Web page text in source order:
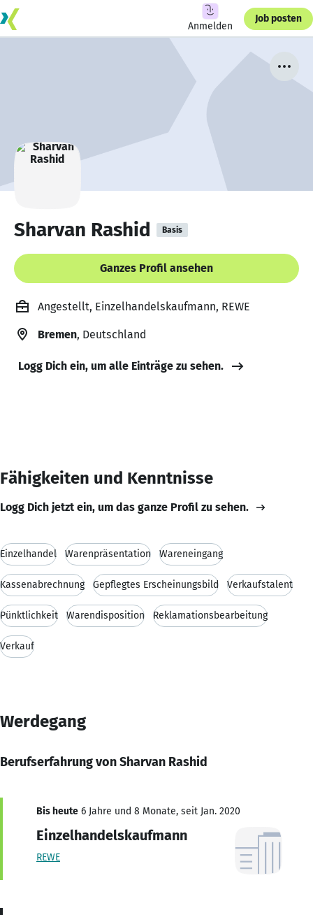
Anmelden
Job posten
Sharvan Rashid Basis
Ganzes Profil ansehen
Angestellt, Einzelhandelskaufmann, REWE
Bremen, Deutschland
Logg Dich ein, um alle Einträge zu sehen.
Fähigkeiten und Kenntnisse
Logg Dich jetzt ein, um das ganze Profil zu sehen.
Einzelhandel Warenpräsentation Wareneingang
Kassenabrechnung Gepflegtes Erscheinungsbild Verkaufstalent
Pünktlichkeit Warendisposition Reklamationsbearbeitung
Verkauf
Werdegang
Berufserfahrung von Sharvan Rashid
Bis heute 6 Jahre und 8 Monate, seit Jan. 2020
Einzelhandelskaufmann
REWE